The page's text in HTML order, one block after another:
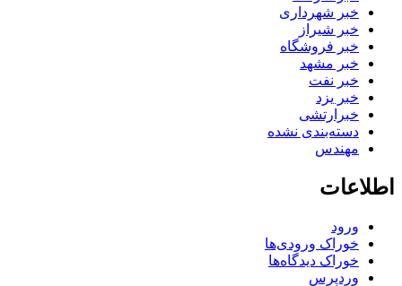
خبر شهرداری
خبر شیراز
خبر فروشگاه
خبر مشهد
خبر نفت
خبر یزد
خبرارتشی
دسته‌بندی نشده
مهندس
اطلاعات
ورود
خوراک ورودی‌ها
خوراک دیدگاه‌ها
وردپرس